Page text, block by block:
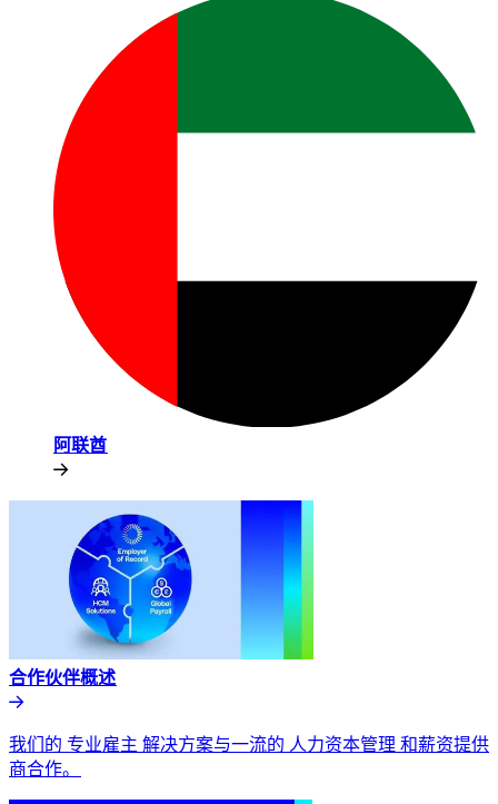
阿联酋​​
合作伙伴概述​​
我们的 专业雇主 解决方案与一流的 人力资本管理 和薪资提供
商合作。​​